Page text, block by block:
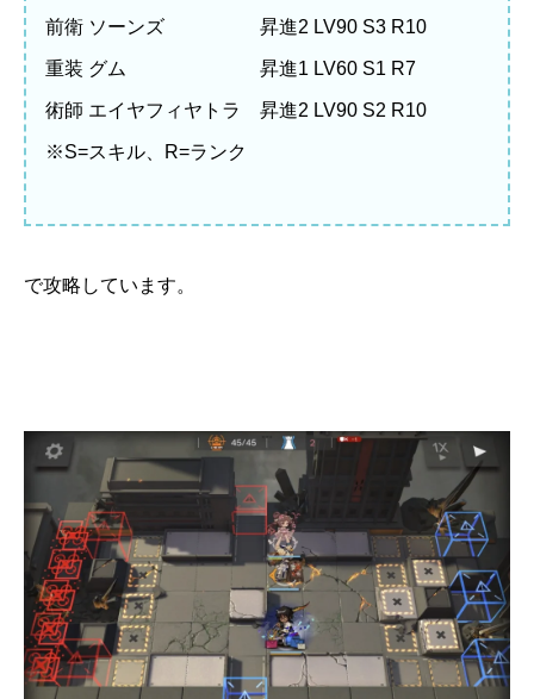
前衛 ソーンズ 昇進2 LV90 S3 R10
重装 グム 昇進1 LV60 S1 R7
術師 エイヤフィヤトラ 昇進2 LV90 S2 R10
※S=スキル、R=ランク
で攻略しています。